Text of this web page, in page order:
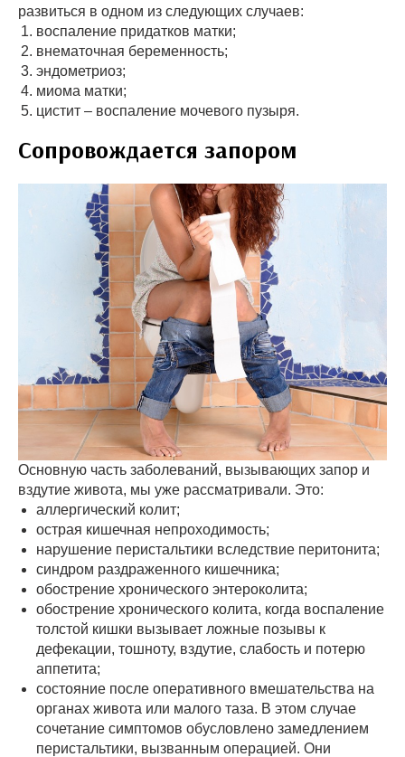
развиться в одном из следующих случаев:
воспаление придатков матки;
внематочная беременность;
эндометриоз;
миома матки;
цистит – воспаление мочевого пузыря.
Сопровождается запором
Основную часть заболеваний, вызывающих запор и
вздутие живота, мы уже рассматривали. Это:
аллергический колит;
острая кишечная непроходимость;
нарушение перистальтики вследствие перитонита;
синдром раздраженного кишечника;
обострение хронического энтероколита;
обострение хронического колита, когда воспаление
толстой кишки вызывает ложные позывы к
дефекации, тошноту, вздутие, слабость и потерю
аппетита;
состояние после оперативного вмешательства на
органах живота или малого таза. В этом случае
сочетание симптомов обусловлено замедлением
перистальтики, вызванным операцией. Они